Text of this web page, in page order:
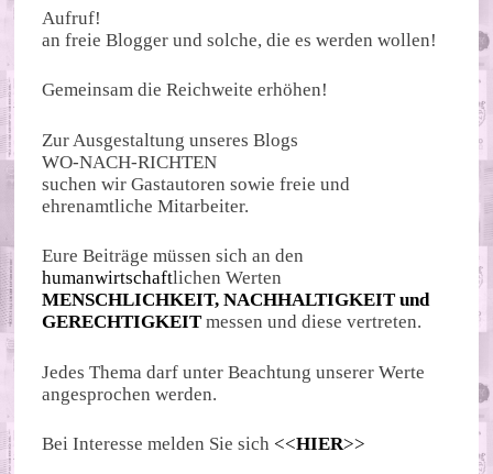
Aufruf!
an freie Blogger und solche, die es werden wollen!
Gemeinsam die Reichweite erhöhen!
Zur Ausgestaltung unseres Blogs
WO-NACH-RICHTEN
suchen wir Gastautoren sowie freie und
ehrenamtliche Mitarbeiter.
Eure Beiträge müssen sich an den
humanwirtschaftlichen Werten
MENSCHLICHKEIT, NACHHALTIGKEIT und
GERECHTIGKEIT messen und diese vertreten.
Jedes Thema darf unter Beachtung unserer Werte
angesprochen werden.
Bei Interesse melden Sie sich <<HIER>>